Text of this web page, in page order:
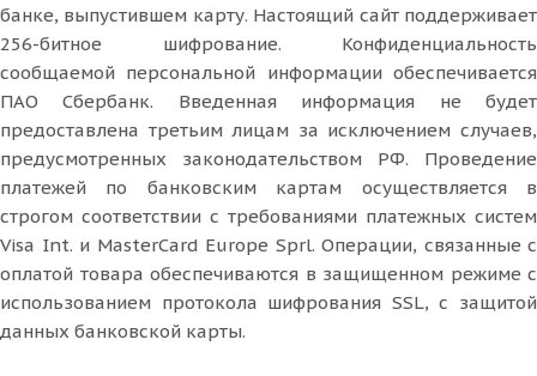
банке, выпустившем карту. Настоящий сайт поддерживает
256-битное шифрование. Конфиденциальность
сообщаемой персональной информации обеспечивается
ПАО Сбербанк. Введенная информация не будет
предоставлена третьим лицам за исключением случаев,
предусмотренных законодательством РФ. Проведение
платежей по банковским картам осуществляется в
строгом соответствии с требованиями платежных систем
Visa Int. и MasterCard Europe Sprl. Операции, связанные с
оплатой товара обеспечиваются в защищенном режиме с
использованием протокола шифрования SSL, с защитой
данных банковской карты.